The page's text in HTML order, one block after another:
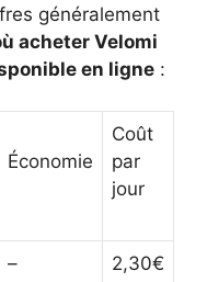
généralement
acheter Velomi
en ligne :
Économie
Coût
par
jour
– 2,30€